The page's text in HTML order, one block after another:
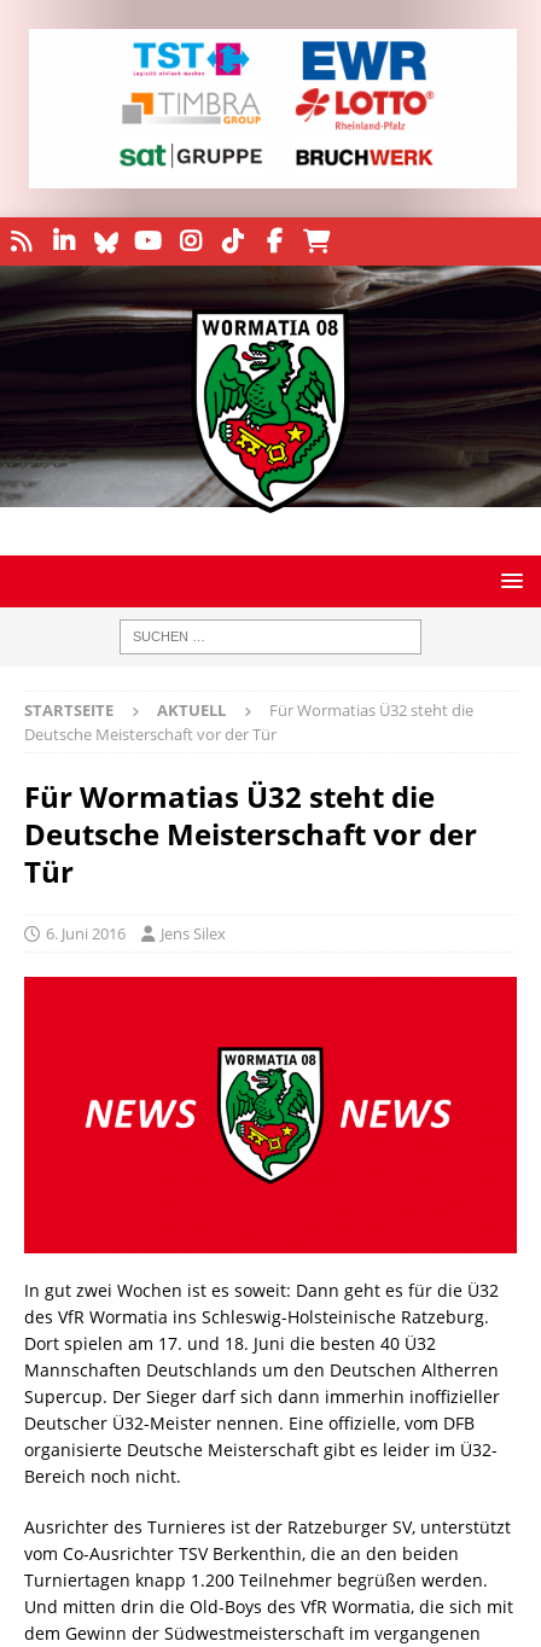
STARTSEITE AKTUELL
Für Wormatias Ü32 steht die
Deutsche Meisterschaft vor der Tür
Für Wormatias Ü32 steht die
Deutsche Meisterschaft vor der
Tür
6. Juni 2016 Jens Silex
In gut zwei Wochen ist es soweit: Dann geht es für die Ü32
des VfR Wormatia ins Schleswig-Holsteinische Ratzeburg.
Dort spielen am 17. und 18. Juni die besten 40 Ü32
Mannschaften Deutschlands um den Deutschen Altherren
Supercup. Der Sieger darf sich dann immerhin inoffizieller
Deutscher Ü32-Meister nennen. Eine offizielle, vom DFB
organisierte Deutsche Meisterschaft gibt es leider im Ü32-
Bereich noch nicht.
Ausrichter des Turnieres ist der Ratzeburger SV, unterstützt
vom Co-Ausrichter TSV Berkenthin, die an den beiden
Turniertagen knapp 1.200 Teilnehmer begrüßen werden.
Und mitten drin die Old-Boys des VfR Wormatia, die sich mit
dem Gewinn der Südwestmeisterschaft im vergangenen